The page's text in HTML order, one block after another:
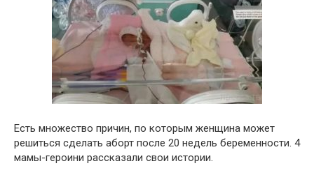
Есть множество причин, по которым женщина может
решиться сделать аборт после 20 недель беременности. 4
мамы-героини рассказали свои истории.